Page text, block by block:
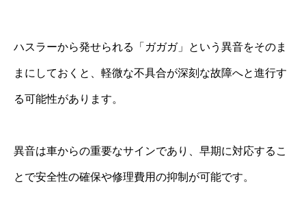
ハスラーから発せられる「ガガガ」という異音をそのま
まにしておくと、軽微な不具合が深刻な故障へと進行す
る可能性があります。
異音は車からの重要なサインであり、早期に対応するこ
とで安全性の確保や修理費用の抑制が可能です。